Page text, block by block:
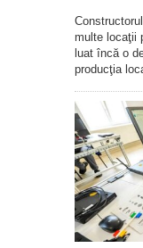
multe locaţii
luat încă o
producţia